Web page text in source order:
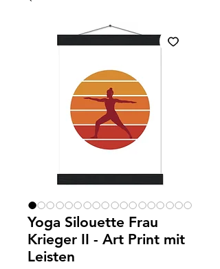
Yoga Silouette Frau
Krieger II - Art Print mit
Leisten